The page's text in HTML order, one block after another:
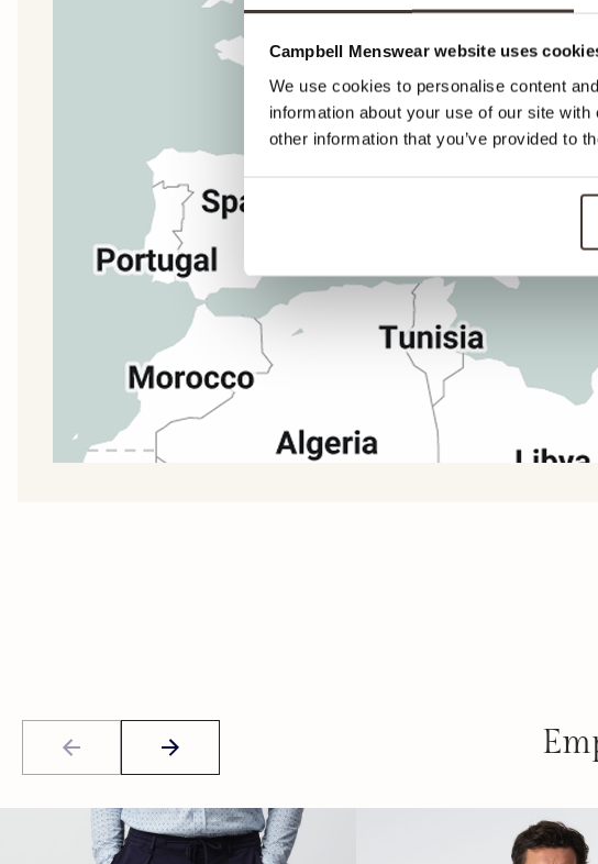
Campbell Menswear website uses
We use cookies to personalise content
information about your use of our site
other information that you’ve provided to